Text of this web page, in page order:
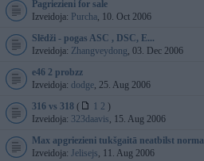
Pagriezieni for sale
Izveidoja: Purcha, 10. Oct 2006
Slēdži - pogas ASC , DSC, E...
Izveidoja: Zhangveydong, 03. Dec 2006
e46 2 probzz
Izveidoja: dodge, 25. Aug 2006
316 vs 318 ( 1 2 )
Izveidoja: 323daavis, 15. Aug 2006
Max apgriezieni tukšgaitā neatbilst
Izveidoja: Jelisejs, 11. Aug 2006